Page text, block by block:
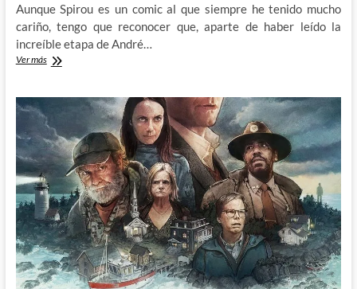
Aunque Spirou es un comic al que siempre he tenido mucho
cariño, tengo que reconocer que, aparte de haber leído la
increíble etapa de André…
Ver másCombatiendo
Spirou:
El
Botones
Verde
Caqui
de
Schwartz
y
Yann